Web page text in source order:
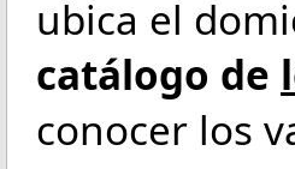
ubica el
catálogo de
conocer los